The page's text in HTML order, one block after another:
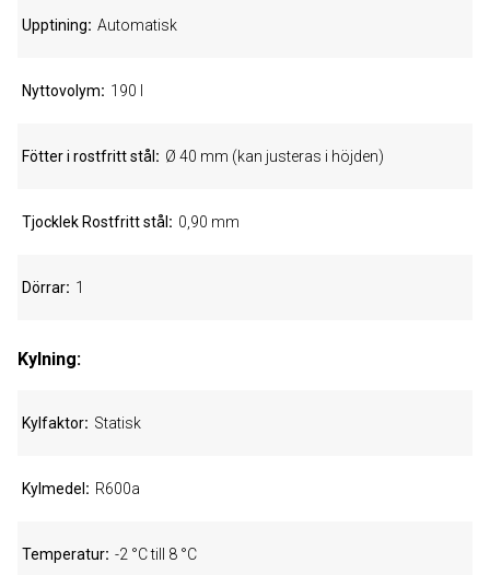
Upptining Automatisk
Nyttovolym 190 l
Fötter i rostfritt stål Ø 40 mm (kan justeras i höjden)
Tjocklek Rostfritt stål 0,90 mm
Dörrar 1
Kylning:
Kylfaktor Statisk
Kylmedel R600a
Temperatur -2 °C till 8 °C